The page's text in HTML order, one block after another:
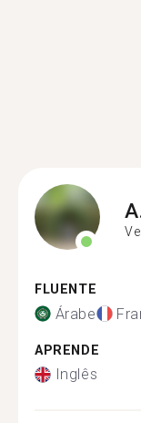
FLUENTE
Árabe
APRENDE
Inglês